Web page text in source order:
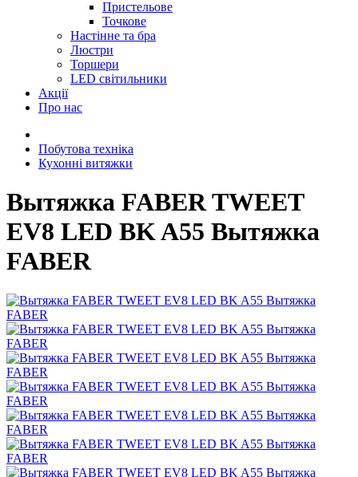
Пристельове
Точкове
Настінне та бра
Люстри
Торшери
LED світильники
Акції
Про нас
Побутова техніка
Кухонні витяжки
Вытяжка FABER TWEET
EV8 LED BK A55 Вытяжка
FABER